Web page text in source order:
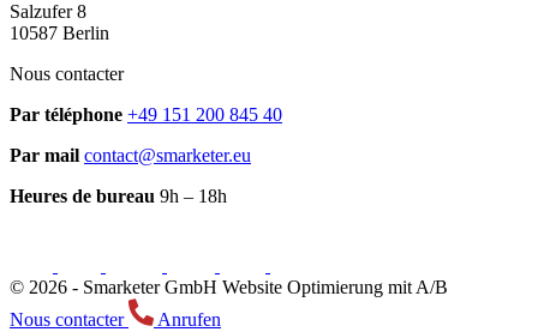
Salzufer 8
10587 Berlin
Nous contacter
Par téléphone +49 151 200 845 40
Par mail contact@smarketer.eu
Heures de bureau 9h – 18h
© 2026 - Smarketer GmbH Website Optimierung mit A/B
Nous contacter
Anrufen